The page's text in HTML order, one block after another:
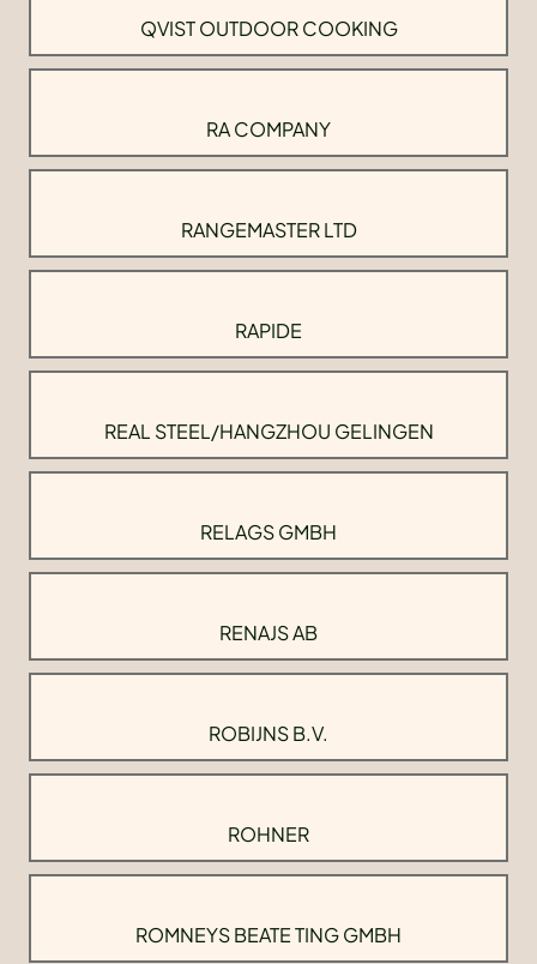
QVIST OUTDOOR COOKING
RA COMPANY
RANGEMASTER LTD
RAPIDE
REAL STEEL/HANGZHOU GELINGEN
RELAGS GMBH
RENAJS AB
ROBIJNS B.V.
ROHNER
ROMNEYS BEATE TING GMBH